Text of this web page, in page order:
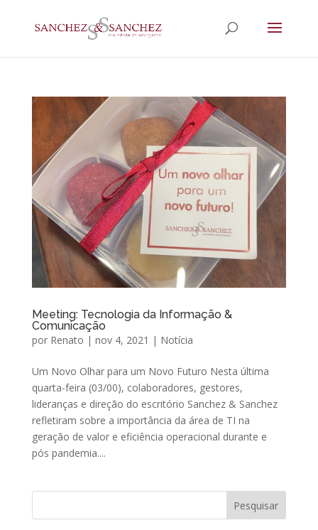
Meeting: Tecnologia da Informação &
Comunicação
por Renato | nov 4, 2021 | Notícia
Um Novo Olhar para um Novo Futuro Nesta última
quarta-feira (03/00), colaboradores, gestores,
lideranças e direção do escritório Sanchez & Sanchez
refletiram sobre a importância da área de TI na
geração de valor e eficiência operacional durante e
pós pandemia....